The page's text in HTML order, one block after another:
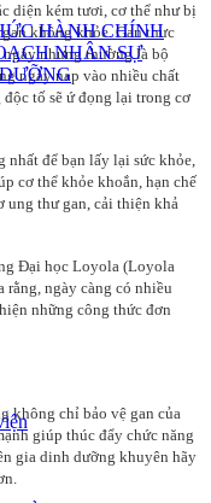
HÀNH CHÍNH
NHÂN SỰ
diện kém tươi, cơ thể như bị
không khỏe. Gan thực
nhưng thường là bộ
ngày nạp vào nhiều chất
tố sẽ ứ đọng lại trong cơ
nhất để bạn lấy lại sức khỏe,
cơ thể khỏe khoắn, hạn chế
ung thư gan, cải thiện khả
Đại học Loyola (Loyola
ngày càng có nhiều
những công thức đơn
không chỉ bảo vệ gan của
giúp thúc đẩy chức năng
gia dinh dưỡng khuyên hãy